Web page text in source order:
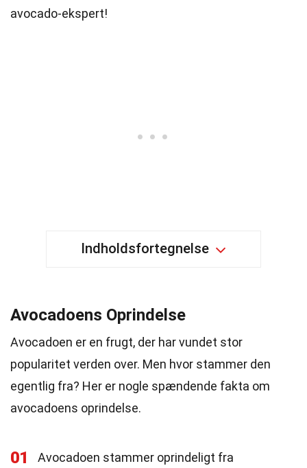
avocado-ekspert!
Indholdsfortegnelse
Avocadoens Oprindelse
Avocadoen er en frugt, der har vundet stor
popularitet verden over. Men hvor stammer den
egentlig fra? Her er nogle spændende fakta om
avocadoens oprindelse.
01
Avocadoen stammer oprindeligt fra